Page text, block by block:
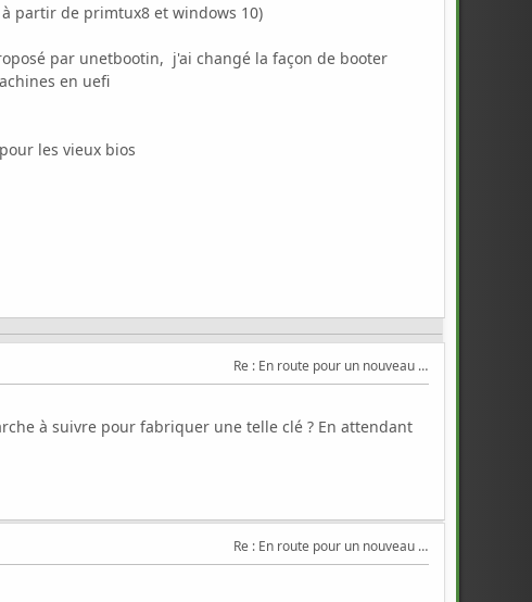
partir de primtux8 et windows 10)
par unetbootin, j'ai changé la façon de booter
en uefi
les vieux bios
Re : En route pour un nouveau Triton .
à suivre pour fabriquer une telle clé ? En attendant
Re : En route pour un nouveau Triton .